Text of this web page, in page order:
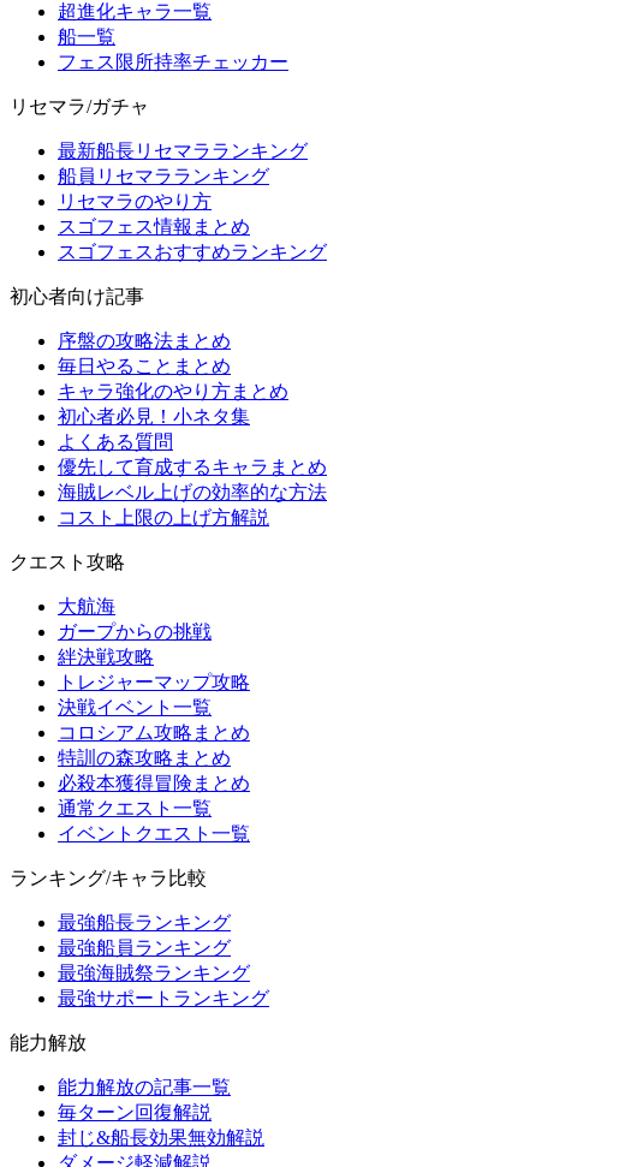
超進化キャラ一覧
船一覧
フェス限所持率チェッカー
リセマラ/ガチャ
最新船長リセマラランキング
船員リセマラランキング
リセマラのやり方
スゴフェス情報まとめ
スゴフェスおすすめランキング
初心者向け記事
序盤の攻略法まとめ
毎日やることまとめ
キャラ強化のやり方まとめ
初心者必見！小ネタ集
よくある質問
優先して育成するキャラまとめ
海賊レベル上げの効率的な方法
コスト上限の上げ方解説
クエスト攻略
大航海
ガープからの挑戦
絆決戦攻略
トレジャーマップ攻略
決戦イベント一覧
コロシアム攻略まとめ
特訓の森攻略まとめ
必殺本獲得冒険まとめ
通常クエスト一覧
イベントクエスト一覧
ランキング/キャラ比較
最強船長ランキング
最強船員ランキング
最強海賊祭ランキング
最強サポートランキング
能力解放
能力解放の記事一覧
毎ターン回復解説
封じ&船長効果無効解説
ダメージ軽減解説